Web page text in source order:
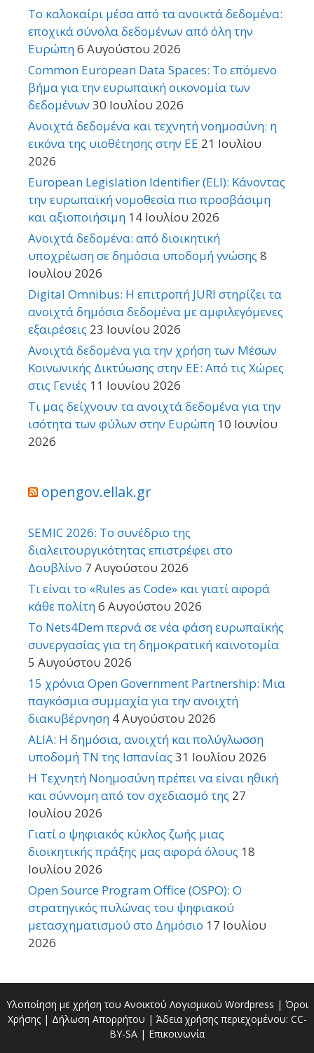
Το καλοκαίρι μέσα από τα ανοικτά δεδομένα:
εποχικά σύνολα δεδομένων από όλη την
Ευρώπη6 Αυγούστου 2026
Common European Data Spaces: Το επόμενο
βήμα για την ευρωπαϊκή οικονομία των
δεδομένων 30 Ιουλίου 2026
Ανοιχτά δεδομένα και τεχνητή νοημοσύνη: η
εικόνα της υιοθέτησης στην ΕΕ 21 Ιουλίου
2026
European Legislation Identifier (ELI): Κάνοντας
την ευρωπαϊκή νομοθεσία πιο προσβάσιμη
και αξιοποιήσιμη 14 Ιουλίου 2026
Ανοιχτά δεδομένα: από διοικητική
υποχρέωση σε δημόσια υποδομή γνώσης 8
Ιουλίου 2026
Digital Omnibus: Η επιτροπή JURI στηρίζει τα
ανοιχτά δημόσια δεδομένα με αμφιλεγόμενες
εξαιρέσεις 23 Ιουνίου 2026
Ανοιχτά δεδομένα για την χρήση των Μέσων
Κοινωνικής Δικτύωσης στην ΕΕ: Από τις Χώρες
στις Γενιές 11 Ιουνίου 2026
Τι μας δείχνουν τα ανοιχτά δεδομένα για την
ισότητα των φύλων στην Ευρώπη 10 Ιουνίου
2026
opengov.ellak.gr
SEMIC 2026: Το συνέδριο της
διαλειτουργικότητας επιστρέφει στο
Δουβλίνο 7 Αυγούστου 2026
Τι είναι το «Rules as Code» και γιατί αφορά
κάθε πολίτη6 Αυγούστου 2026
Το Nets4Dem περνά σε νέα φάση ευρωπαϊκής
συνεργασίας για τη δημοκρατική καινοτομία
5 Αυγούστου 2026
15 χρόνια Open Government Partnership: Μια
παγκόσμια συμμαχία για την ανοιχτή
διακυβέρνηση 4 Αυγούστου 2026
ALIA: Η δημόσια, ανοιχτή και πολύγλωσση
υποδομή ΤΝ της Ισπανίας 31 Ιουλίου 2026
Η Τεχνητή Νοημοσύνη πρέπει να είναι ηθική
και σύννομη από τον σχεδιασμό της 27
Ιουλίου 2026
Γιατί ο ψηφιακός κύκλος ζωής μιας
διοικητικής πράξης μας αφορά όλους 18
Ιουλίου 2026
Open Source Program Office (OSPO): Ο
στρατηγικός πυλώνας του ψηφιακού
μετασχηματισμού στο Δημόσιο 17 Ιουλίου
2026
Υλοποίηση με χρήση του Ανοικτού Λογισμικού Wordpress | Όροι
Χρήσης| Δήλωση Απορρήτου | Άδεια χρήσης περιεχομένου: CC-
BY-SA | Επικοινωνία